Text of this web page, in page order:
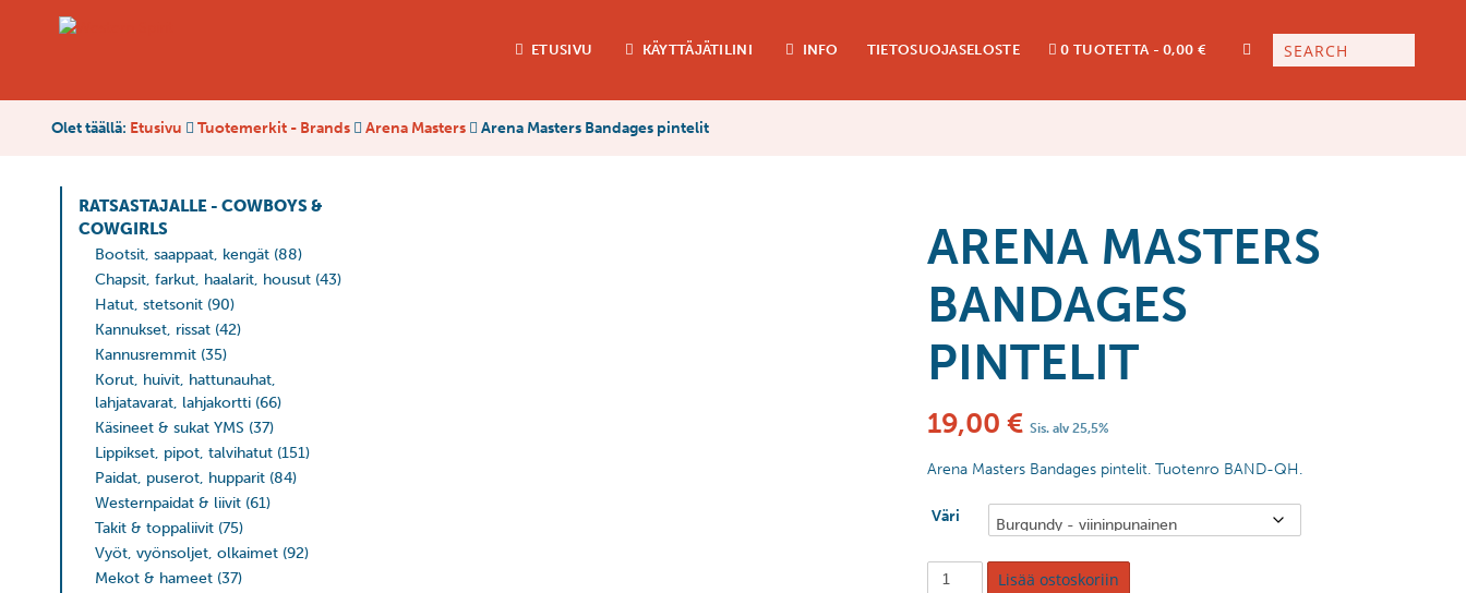
ETUSIVU KÄYTTÄJÄTILINI INFO TIETOSUOJASELOSTE 0 TUOTETTA 0,00 €
Olet täällä: Etusivu Tuotemerkit - Brands Arena Masters Arena Masters Bandages pintelit
RATSASTAJALLE - COWBOYS &
COWGIRLS
Bootsit, saappaat, kengät (88)
Chapsit, farkut, haalarit, housut (43)
Hatut, stetsonit (90)
Kannukset, rissat (42)
Kannusremmit (35)
Korut, huivit, hattunauhat,
lahjatavarat, lahjakortti (66)
Käsineet & sukat YMS (37)
Lippikset, pipot, talvihatut (151)
Paidat, puserot, hupparit (84)
Westernpaidat & liivit (61)
Takit & toppaliivit (75)
Vyöt, vyönsoljet, olkaimet (92)
Mekot & hameet (37)
ARENA MASTERS
BANDAGES
PINTELIT
19,00 € Sis. alv 25,5%
Arena Masters Bandages pintelit. Tuotenro BAND-QH.
Väri
Lisää ostoskoriin